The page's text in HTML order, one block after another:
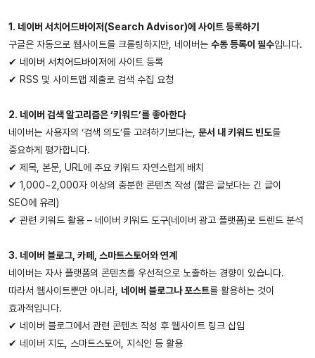
1. 네이버 서치어드바이저(Search Advisor)에 사이트 등록하기
구글은 자동으로 웹사이트를 크롤링하지만, 네이버는 수동 등록이 필수입니다.
✔ 네이버 서치어드바이저에 사이트 등록
✔ RSS 및 사이트맵 제출로 검색 수집 요청
2. 네이버 검색 알고리즘은 ‘키워드’를 좋아한다
네이버는 사용자의 ‘검색 의도’를 고려하기보다는, 문서 내 키워드 빈도를
중요하게 평가합니다.
✔ 제목, 본문, URL에 주요 키워드 자연스럽게 배치
✔ 1,000~2,000자 이상의 충분한 콘텐츠 작성 (짧은 글보다는 긴 글이
SEO에 유리)
✔ 관련 키워드 활용 – 네이버 키워드 도구(네이버 광고 플랫폼)로 트렌드 분석
3. 네이버 블로그, 카페, 스마트스토어와 연계
네이버는 자사 플랫폼의 콘텐츠를 우선적으로 노출하는 경향이 있습니다.
따라서 웹사이트뿐만 아니라, 네이버 블로그나 포스트를 활용하는 것이
효과적입니다.
✔ 네이버 블로그에서 관련 콘텐츠 작성 후 웹사이트 링크 삽입
✔ 네이버 지도, 스마트스토어, 지식인 등 활용